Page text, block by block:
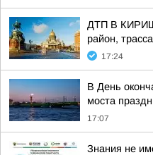
ДТП В
район,
17:24
В День
моста
17:07
Знания не